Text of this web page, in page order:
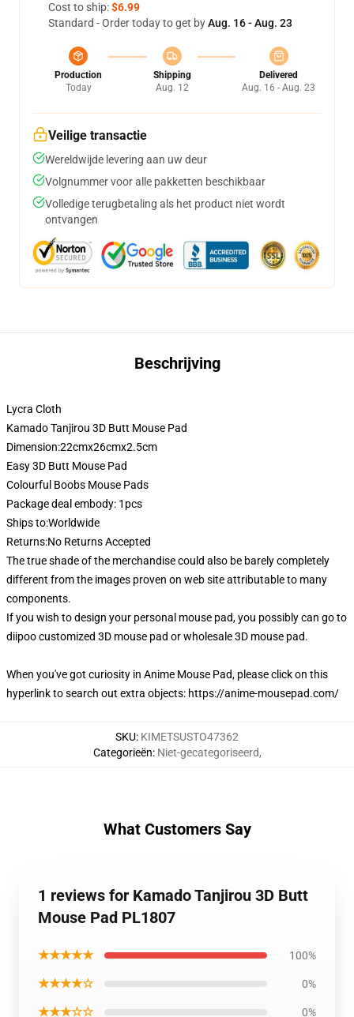
Cost to ship:$6.99
Standard - Order today to get byAug. 16 - Aug. 23
Production
Today
Shipping
Aug. 12
Delivered
Aug. 16 - Aug. 23
Veilige transactie
Wereldwijde levering aan uw deur
Volgnummer voor alle pakketten beschikbaar
Volledige terugbetaling als het product niet wordt
ontvangen
Beschrijving
Lycra Cloth
Kamado Tanjirou 3D Butt Mouse Pad
Dimension:22cmx26cmx2.5cm
Easy 3D Butt Mouse Pad
Colourful Boobs Mouse Pads
Package deal embody: 1pcs
Ships to:Worldwide
Returns:No Returns Accepted
The true shade of the merchandise could also be barely completely
different from the images proven on web site attributable to many
components.
If you wish to design your personal mouse pad, you possibly can go to
diipoo customized 3D mouse pad or wholesale 3D mouse pad.
When you've got curiosity in Anime Mouse Pad, please click on this
hyperlink to search out extra objects: https://anime-mousepad.com/
SKU: KIMETSUSTO47362
Categorieën: Niet-gecategoriseerd,
What Customers Say
1 reviews for Kamado Tanjirou 3D Butt
Mouse Pad PL1807
★★★★★ 100%
★★★★☆ 0%
★★★☆☆ 0%